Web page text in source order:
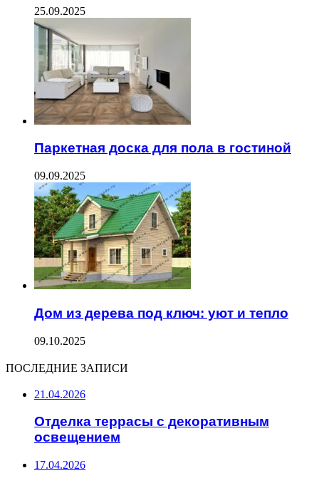
25.09.2025
Паркетная доска для пола в гостиной
09.09.2025
Дом из дерева под ключ: уют и тепло
09.10.2025
ПОСЛЕДНИЕ ЗАПИСИ
21.04.2026
Отделка террасы с декоративным
освещением
17.04.2026